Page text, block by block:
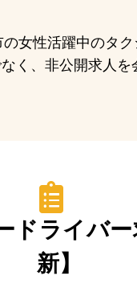
女性活躍中のタ
く、非公開求人を
ドライバ
新】